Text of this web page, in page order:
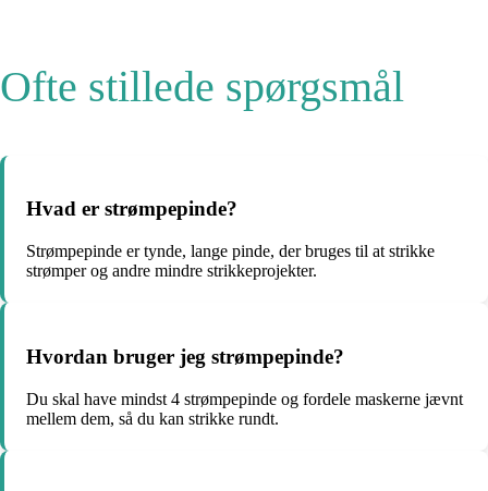
Ofte stillede spørgsmål
Hvad er strømpepinde?
Strømpepinde er tynde, lange pinde, der bruges til at strikke
strømper og andre mindre strikkeprojekter.
Hvordan bruger jeg strømpepinde?
Du skal have mindst 4 strømpepinde og fordele maskerne jævnt
mellem dem, så du kan strikke rundt.